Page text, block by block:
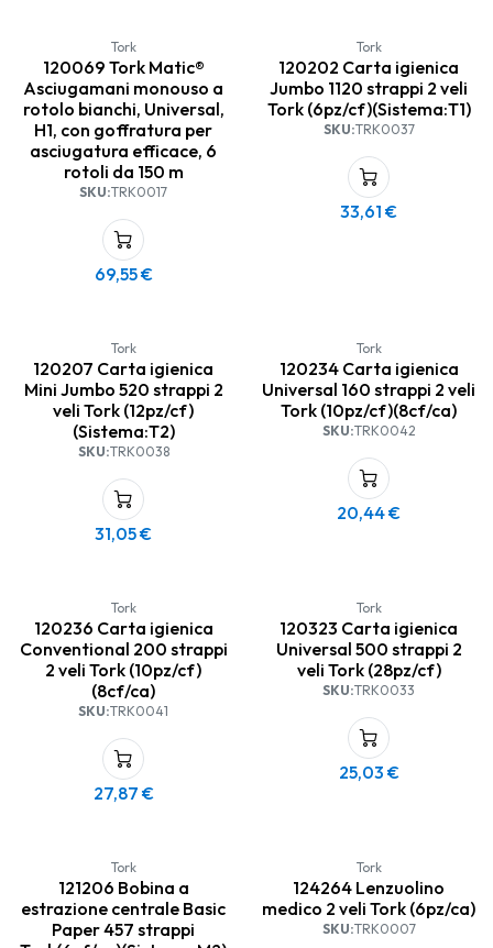
Tork
120069 Tork Matic®
Asciugamani monouso a
rotolo bianchi, Universal,
H1, con goffratura per
asciugatura efficace, 6
rotoli da 150 m
SKU:TRK0017
69,55€
Tork
120202 Carta igienica
Jumbo 1120 strappi 2 veli
Tork (6pz/cf)(Sistema:T1)
SKU:TRK0037
33,61 €
Tork
120207 Carta igienica
Mini Jumbo 520 strappi 2
veli Tork (12pz/cf)
(Sistema:T2)
SKU:TRK0038
31,05€
Tork
120234 Carta igienica
Universal 160 strappi 2 veli
Tork (10pz/cf)(8cf/ca)
SKU:TRK0042
20,44€
Tork
120236 Carta igienica
Conventional 200 strappi
2 veli Tork (10pz/cf)
(8cf/ca)
SKU:TRK0041
27,87 €
Tork
120323 Carta igienica
Universal 500 strappi 2
veli Tork (28pz/cf)
SKU:TRK0033
25,03 €
Tork
121206 Bobina a
estrazione centrale Basic
Paper 457 strappi
Tork
124264 Lenzuolino
medico 2 veli Tork (6pz/ca)
SKU:TRK0007